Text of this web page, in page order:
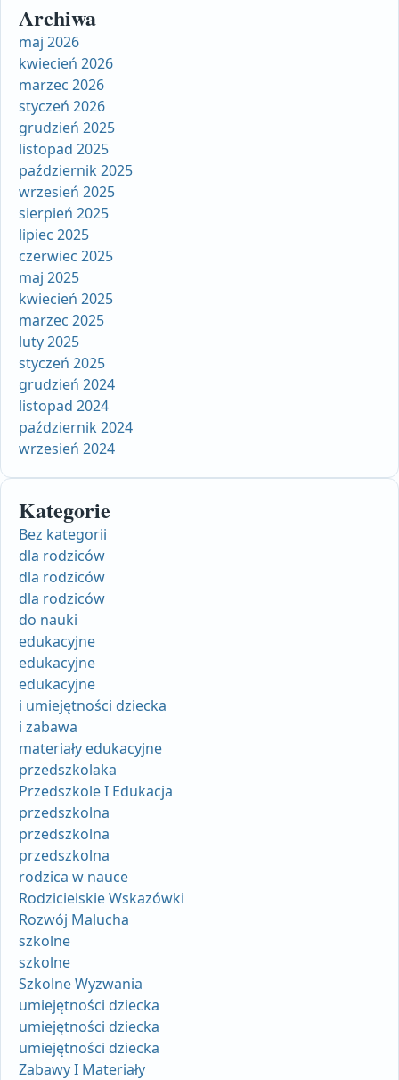
Archiwa
maj 2026
kwiecień 2026
marzec 2026
styczeń 2026
grudzień 2025
listopad 2025
październik 2025
wrzesień 2025
sierpień 2025
lipiec 2025
czerwiec 2025
maj 2025
kwiecień 2025
marzec 2025
luty 2025
styczeń 2025
grudzień 2024
listopad 2024
październik 2024
wrzesień 2024
Kategorie
Bez kategorii
dla rodziców
dla rodziców
dla rodziców
do nauki
edukacyjne
edukacyjne
edukacyjne
i umiejętności dziecka
i zabawa
materiały edukacyjne
przedszkolaka
Przedszkole I Edukacja
przedszkolna
przedszkolna
przedszkolna
rodzica w nauce
Rodzicielskie Wskazówki
Rozwój Malucha
szkolne
szkolne
Szkolne Wyzwania
umiejętności dziecka
umiejętności dziecka
umiejętności dziecka
Zabawy I Materiały